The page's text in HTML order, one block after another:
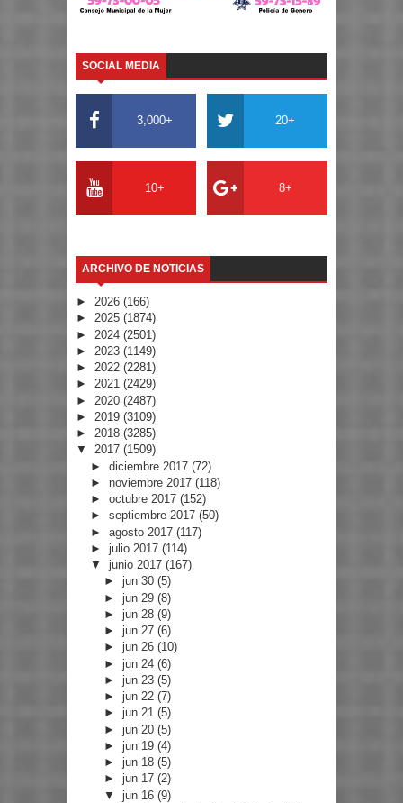
SOCIAL MEDIA
3,000+ 20+
10+ 8+
ARCHIVO DE NOTICIAS
► 2026 (166)
► 2025 (1874)
► 2024 (2501)
► 2023 (1149)
► 2022 (2281)
► 2021 (2429)
► 2020 (2487)
► 2019 (3109)
► 2018 (3285)
▼ 2017 (1509)
► diciembre 2017 (72)
► noviembre 2017 (118)
► octubre 2017 (152)
► septiembre 2017 (50)
► agosto 2017 (117)
► julio 2017 (114)
▼ junio 2017 (167)
►jun 30(5)
►jun 29(8)
►jun 28(9)
►jun 27(6)
►jun 26(10)
►jun 24(6)
►jun 23(5)
►jun 22(7)
►jun 21(5)
►jun 20(5)
►jun 19(4)
►jun 18(5)
►jun 17(2)
▼jun 16(9)